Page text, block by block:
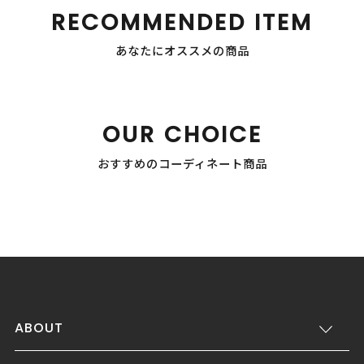
RECOMMENDED ITEM
あなたにオススメの商品
OUR CHOICE
おすすめのコーディネート商品
ABOUT